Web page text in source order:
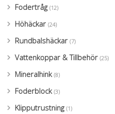
Fodertråg (12)
Höhäckar (24)
Rundbalshäckar (7)
Vattenkoppar & Tillbehör (25)
Mineralhink (8)
Foderblock (3)
Klipputrustning (1)